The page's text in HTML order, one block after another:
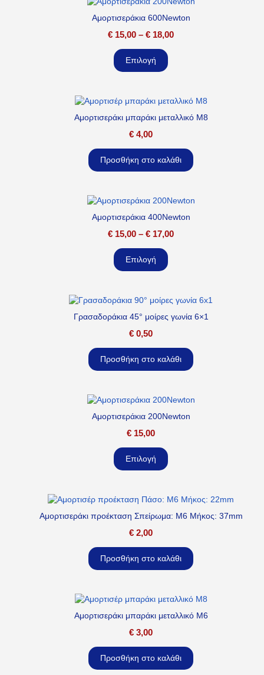
Αμορτισεράκια 600Newton
€ 15,00 – € 18,00
Επιλογή
Αμορτισεράκι μπαράκι μεταλλικό M8
€ 4,00
Προσθήκη στο καλάθι
Αμορτισεράκια 400Newton
€ 15,00 – € 17,00
Επιλογή
Γρασαδοράκια 45° μοίρες γωνία 6×1
€ 0,50
Προσθήκη στο καλάθι
Αμορτισεράκια 200Newton
€ 15,00
Επιλογή
Αμορτισεράκι προέκταση Σπείρωμα: M6 Μήκος: 37mm
€ 2,00
Προσθήκη στο καλάθι
Αμορτισεράκι μπαράκι μεταλλικό M6
€ 3,00
Προσθήκη στο καλάθι